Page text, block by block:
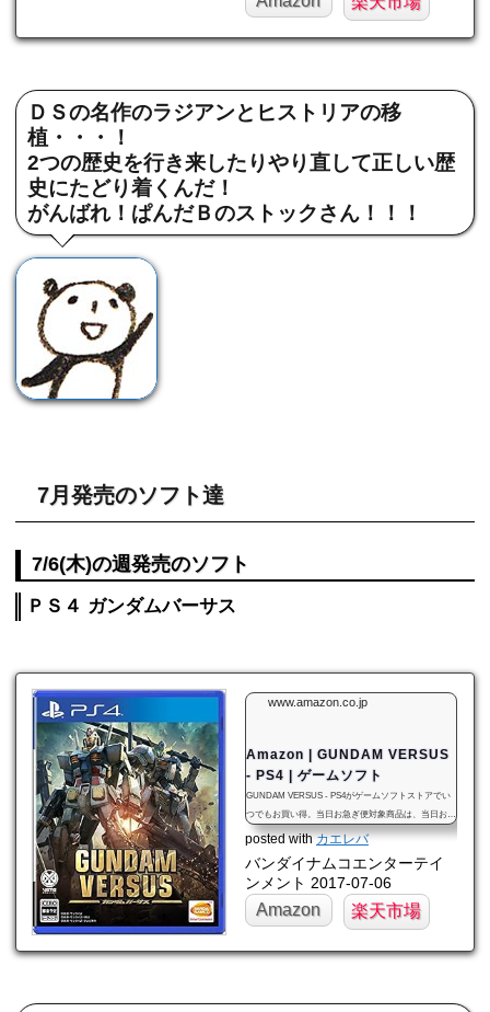
ＤＳの名作のラジアンとヒストリアの移
植・・・！
2つの歴史を行き来したりやり直して正しい歴
史にたどり着くんだ！
がんばれ！ぱんだＢのストックさん！！！
7月発売のソフト達
7/6(木)の週発売のソフト
ＰＳ４ ガンダムバーサス
www.amazon.co.jp
Amazon | GUNDAM VERSUS
- PS4 | ゲームソフト
GUNDAM VERSUS - PS4がゲームソフトストアでい
つでもお買い得。当日お急ぎ便対象商品は、当日お届
け可能です。オンラインコード版、ダウンロード版は
posted withカエレバ
バンダイナムコエンターテイ
ンメント 2017-07-06
Amazon 楽天市場